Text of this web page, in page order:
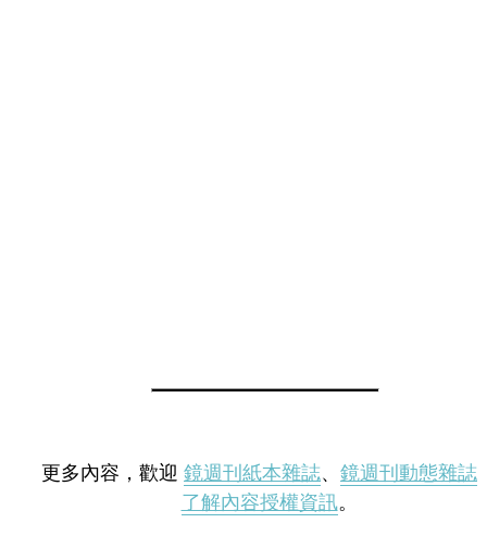
更多內容，歡迎 鏡週刊紙本雜誌、 鏡週刊動態雜誌
了解內容授權資訊。